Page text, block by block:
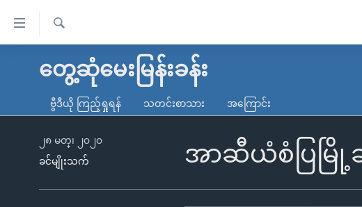
လွယ်ကူ
သည့်
မူလစာမျက်နှာ
ကမ္ဘာ့သတင်းများ
နိုင်ငံတကာ
အမေရိကန်
တရုတ်
သတင်းလွတ်လပ်ခွင့်
ရပ်ဝန်းတခု လမ်းတခု အလွန်
ရ
တွေ့ဆုံမေးမြန်းခန်း
ဗွီဒီယို ကြည့်ရှုရန် သတင်းစာသား အကြောင်း
အာဆီယံစံပြမ
၂၈ မတ္၊ ၂၀၂၀
ခင်မျိုးသက်